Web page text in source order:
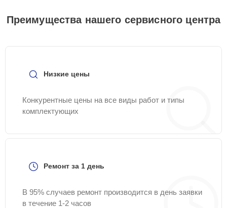
Преимущества нашего сервисного центра
Низкие цены
Конкурентные цены на все виды работ и типы
комплектующих
Ремонт за 1 день
В 95% случаев ремонт производится в день заявки
в течение 1-2 часов